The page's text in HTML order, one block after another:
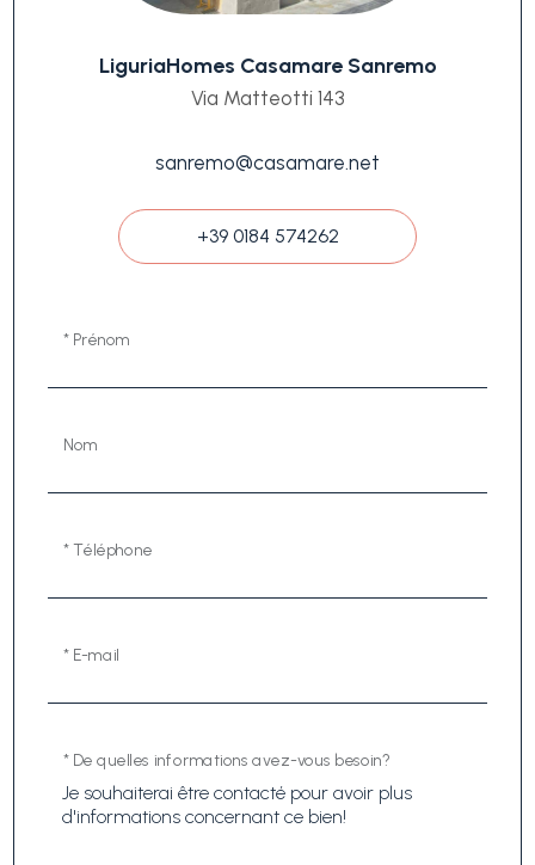
LiguriaHomes Casamare Sanremo
Via Matteotti 143
sanremo@casamare.net
+39 0184 574262
* Prénom
Nom
* Téléphone
* E-mail
* De quelles informations avez-vous besoin?